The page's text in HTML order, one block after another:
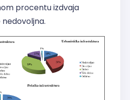
procentu izdvaja